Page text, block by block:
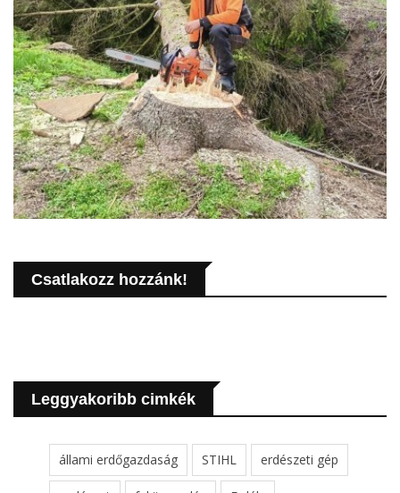
Csatlakozz hozzánk!
Leggyakoribb cimkék
állami erdőgazdaság STIHL erdészeti gép